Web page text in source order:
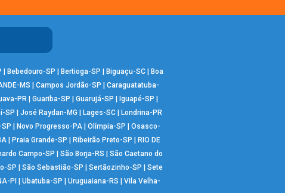
Bebedouro-SP Bertioga-SP Biguaçu-SC|
Boa
MS Campos Jordão-SP
Caraguatatuba-
PR Guariba-SP Guarujá-SP Iguapé-SP
SP José Raydan-MG Lages-SC|
Londrina-PR
Novo Progresso-PA Olímpia-SP
Osasco-
| Praia Grande-SP Ribeirão Preto-SP
RIO DE
Campo-SP São Borja-RS
São Caetano do
SP São Sebastião-SP Sertãozinho-SP
Sete
PI Ubatuba-SP Uruguaiana-RS
Vila Velha-